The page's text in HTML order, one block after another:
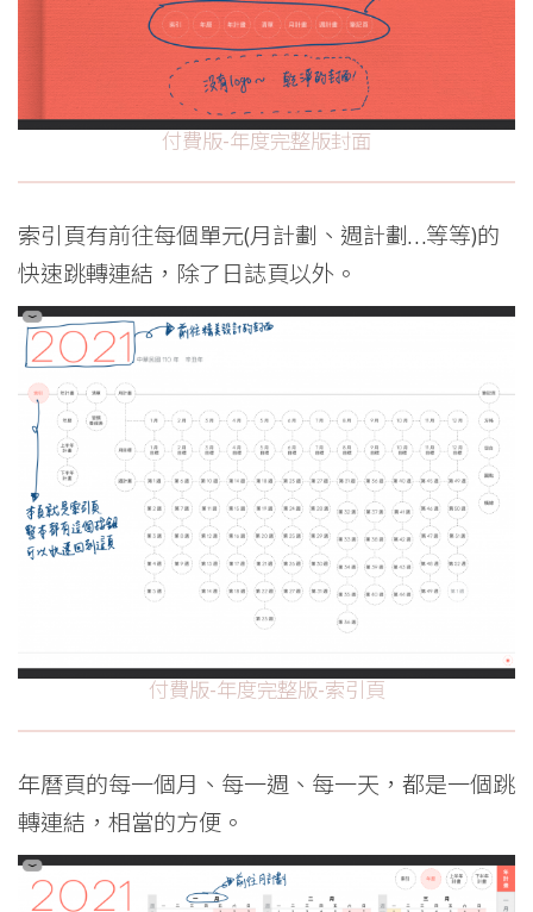
付費版-年度完整版封面
索引頁有前往每個單元(月計劃、週計劃…等等)的
快速跳轉連結，除了日誌頁以外。
付費版-年度完整版-索引頁
年曆頁的每一個月、每一週、每一天，都是一個跳
轉連結，相當的方便。